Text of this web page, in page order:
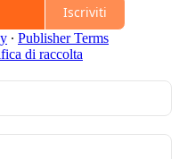
Iscriviti
∙ Publisher Terms
di raccolta